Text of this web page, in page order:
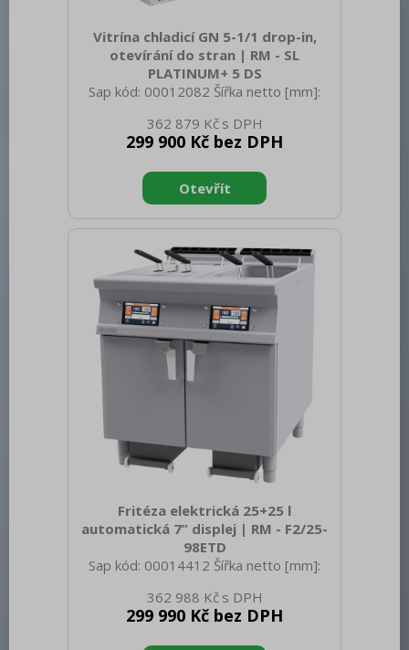
Vitrína chladicí GN 5-1/1 drop-in,
otevírání do stran | RM - SL
PLATINUM+ 5 DS
Sap kód: 00012082 Šířka netto [mm]:
netto [mm]: 1210 Hmotnost netto [kg]:
157.00 Šířka brutto [mm]: 1883 Hloubka
1830 Hmotnost brutto [kg]: 166.00 Typ
spotřebiče: Elektrické zařízení Typ
bufetu: PLATINUM - dynamicky chlazená
Vnější barva zařízení: Nerezové Příkon
elektrický [kW]: 0.494 Napájení: 230 V /
1N - 50 Hz Počet GN / EN zařízení: 5
Velikost GN / EN
362 879 Kč
299 900 Kč bez DPH
Fritéza elektrická 25+25 l
automatická 7” displej | RM - F2/25-
98ETD
Sap kód: 00014412 Šířka netto [mm]:
netto [mm]: 900 Hmotnost netto [kg]:
110.00 Šířka brutto [mm]: 830 Hloubka
362 988 Kč
299 990 Kč bez DPH